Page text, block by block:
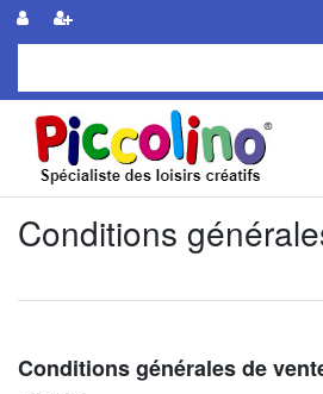
Conditions
Conditions générales de